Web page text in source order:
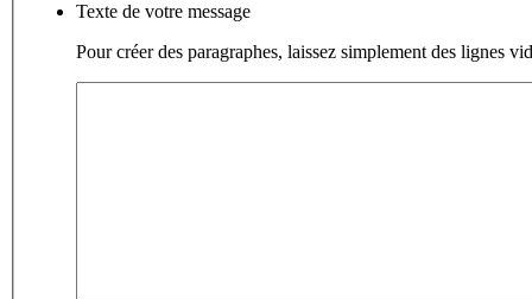
Texte de votre message
Pour créer des paragraphes, laissez simplement des lignes